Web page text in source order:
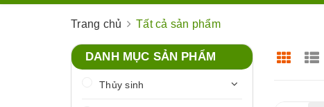
Trang chủ Tất cả sản phẩm
DANH MỤC SẢN PHẨM
Thủy sinh